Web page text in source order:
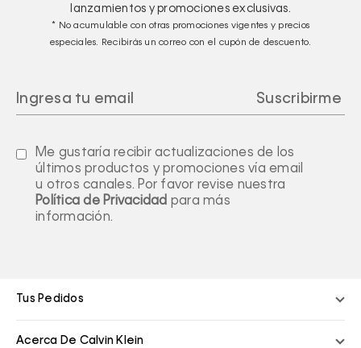
lanzamientos y promociones exclusivas.
* No acumulable con otras promociones vigentes y precios
especiales. Recibirás un correo con el cupón de descuento.
Me gustaría recibir actualizaciones de los
últimos productos y promociones vía email
u otros canales. Por favor revise nuestra
Política de Privacidad para más
información.
Tus Pedidos
Acerca De Calvin Klein